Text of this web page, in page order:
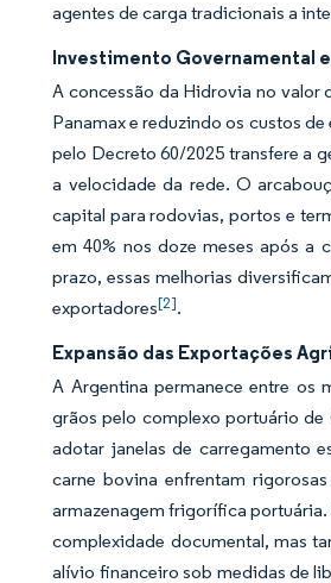
agentes de carga tradicionais a
Investimento Governamental
A concessão da Hidrovia no valor
Panamax e reduzindo os custos
pelo Decreto 60/2025 transfere a
a velocidade da rede. O
capital para rodovias, portos e
em 40% nos doze meses após a
prazo, essas melhorias
exportadores[2].
Expansão das Exportações
A Argentina permanece entre os
grãos pelo complexo portuário
adotar janelas de carregamento
carne bovina enfrentam
armazenagem frigorífica
complexidade documental, mas
alívio financeiro sob medidas de